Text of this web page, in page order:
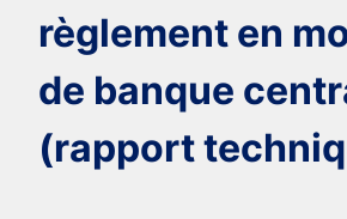
règlement en
de banque
(rapport